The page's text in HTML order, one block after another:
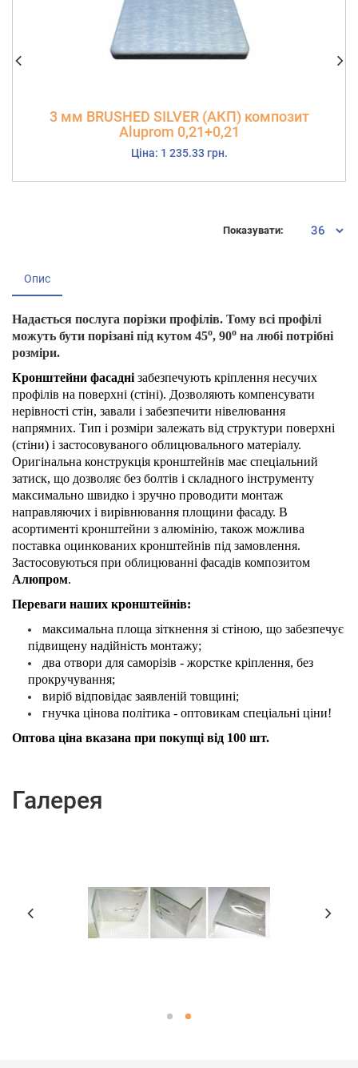
3 мм BRUSHED SILVER (АКП) композит
Aluprom 0,21+0,21
Ціна: 1 235.33 грн.
Показувати:
Опис
Надається послуга порізки профілів. Тому всі профілі
можуть бути порізані під кутом 45о, 90о на любі потрібні
розміри.
Кронштейни фасадні забезпечують кріплення несучих
профілів на поверхні (стіні). Дозволяють компенсувати
нерівності стін, завали і забезпечити нівелювання
напрямних. Тип і розміри залежать від структури поверхні
(стіни) і застосовуваного облицювального матеріалу.
Оригінальна конструкція кронштейнів має спеціальний
затиск, що дозволяє без болтів і складного інструменту
максимально швидко і зручно проводити монтаж
направляючих і вирівнювання площини фасаду. В
асортименті кронштейни з алюмінію, також можлива
поставка оцинкованих кронштейнів під замовлення.
Застосовуються при облицюванні фасадів композитом
Алюпром.
Переваги наших кронштейнів:
максимальна площа зіткнення зі стіною, що забезпечує
підвищену надійність монтажу;
два отвори для саморізів - жорстке кріплення, без
прокручування;
виріб відповідає заявленій товщині;
гнучка цінова політика - оптовикам спеціальні ціни!
Оптова ціна вказана при покупці від 100 шт.
Галерея